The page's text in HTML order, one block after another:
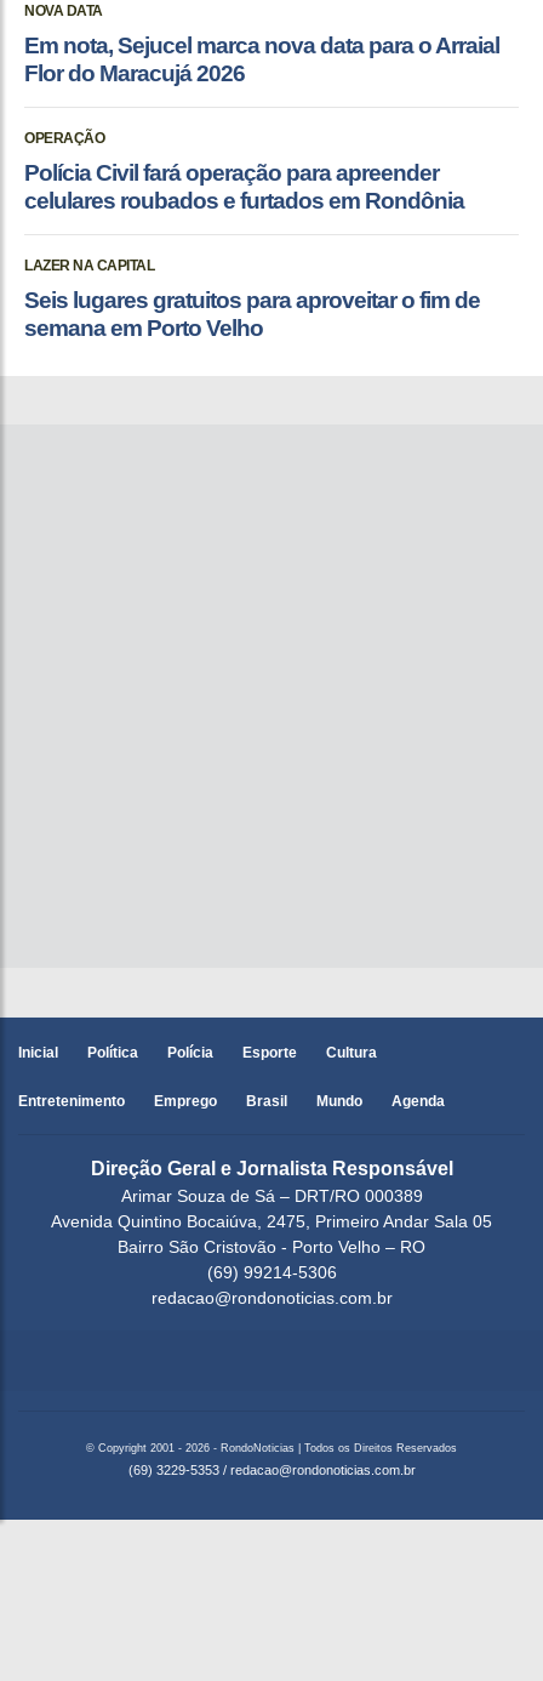
NOVA DATA
Em nota, Sejucel marca nova data para o Arraial
Flor do Maracujá 2026
OPERAÇÃO
Polícia Civil fará operação para apreender
celulares roubados e furtados em Rondônia
LAZER NA CAPITAL
Seis lugares gratuitos para aproveitar o fim de
semana em Porto Velho
Inicial Política Polícia Esporte Cultura
Entretenimento Emprego Brasil Mundo Agenda
Direção Geral e Jornalista Responsável
Arimar Souza de Sá – DRT/RO 000389
Avenida Quintino Bocaiúva, 2475, Primeiro Andar Sala 05
Bairro São Cristovão - Porto Velho – RO
(69) 99214-5306
redacao@rondonoticias.com.br
© Copyright 2001 - 2026 - RondoNoticias | Todos os Direitos Reservados
(69) 3229-5353 / redacao@rondonoticias.com.br